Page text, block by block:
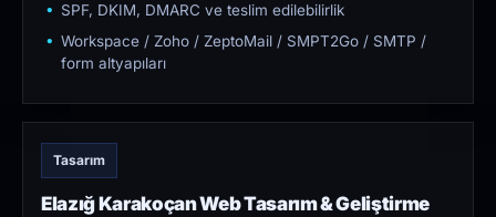
SPF, DKIM, DMARC ve teslim edilebilirlik
Workspace / Zoho / ZeptoMail / SMPT2Go / SMTP /
form altyapıları
Tasarım
Elazığ Karakoçan Web Tasarım & Geliştirme